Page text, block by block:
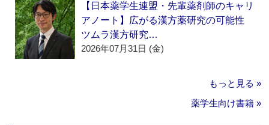
【日本薬学生連盟・先輩薬剤師のキャリ
アノート】広がる漢方薬研究の可能性
ツムラ漢方研究…
2026年07月31日 (金)
もっと見る »
薬学生向け書籍 »